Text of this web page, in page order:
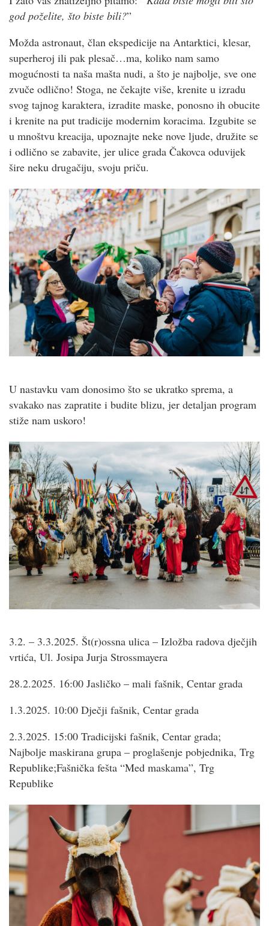
god poželite, što biste bili?”
Možda astronaut, član ekspedicije na Antarktici, klesar,
superheroj ili pak plesač…ma, koliko nam samo
mogućnosti ta naša mašta nudi, a što je najbolje, sve one
zvuče odlično! Stoga, ne čekajte više, krenite u izradu
svog tajnog karaktera, izradite maske, ponosno ih obucite
i krenite na put tradicije modernim koracima. Izgubite se
u mnoštvu kreacija, upoznajte neke nove ljude, družite se
i odlično se zabavite, jer ulice grada Čakovca oduvijek
šire neku drugačiju, svoju priču.
U nastavku vam donosimo što se ukratko sprema, a
svakako nas zapratite i budite blizu, jer detaljan program
stiže nam uskoro!
3.2. – 3.3.2025. Št(r)ossna ulica – Izložba radova dječjih
vrtića, Ul. Josipa Jurja Strossmayera
28.2.2025. 16:00 Jasličko – mali fašnik, Centar grada
1.3.2025. 10:00 Dječji fašnik, Centar grada
2.3.2025. 15:00 Tradicijski fašnik, Centar grada;
Najbolje maskirana grupa – proglašenje pobjednika, Trg
Republike;Fašnička fešta “Med maskama”, Trg
Republike